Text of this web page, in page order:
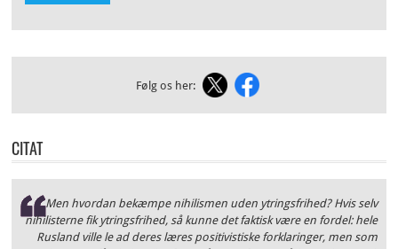
Følg os her:
CITAT
Men hvordan bekæmpe nihilismen uden ytringsfrihed? Hvis selv
nihilisterne fik ytringsfrihed, så kunne det faktisk være en fordel: hele
Rusland ville le ad deres læres positivistiske forklaringer, men som